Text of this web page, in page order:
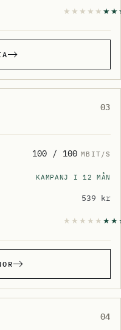
03
100 / 100 MBIT/S
KAMPANJ I 12 MÅN
539 kr
04